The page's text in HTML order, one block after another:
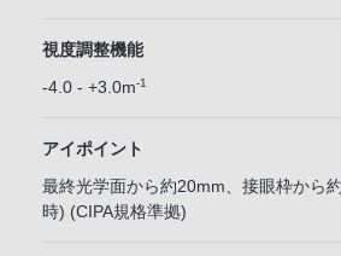
視度調整機能
-4.0 - +3.0m-1
アイポイント
最終光学面から約20mm、接眼枠から
時) (CIPA規格準拠)